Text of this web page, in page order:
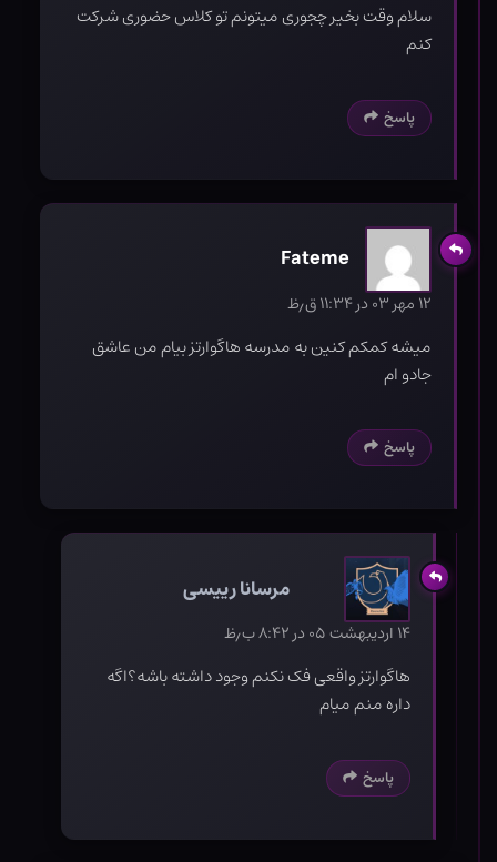
سلام وقت بخیر چجوری میتونم تو کلاس حضوری شرکت
کنم
پاسخ
Fateme
۱۲ مهر ۰۳ در ۱۱:۳۴ ق٫ظ
میشه کمکم کنین به مدرسه هاگوارتز بیام من عاشق
جادو ام
پاسخ
مرسانا رییسی
۱۴ اردیبهشت ۰۵ در ۸:۴۲ ب٫ظ
هاگوارتز واقعی فک نکنم وجود داشته باشه؟اگه
داره منم میام
پاسخ